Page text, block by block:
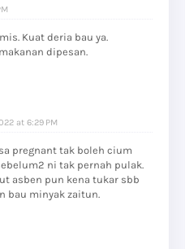
Kuat deria bau ya.
dipesan.
at 6:29 PM
pregnant tak boleh cium
ni tak pernah pulak.
asben pun kena tukar sbb
bau minyak zaitun.